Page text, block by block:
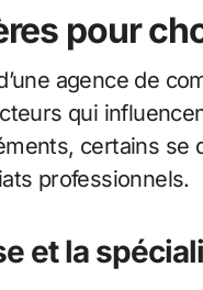
pour
agence de
qui
certains se
professionnels.
et la